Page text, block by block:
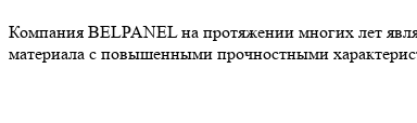
Компания BELPANEL на протяжении многих лет
материала с повышенными прочностными